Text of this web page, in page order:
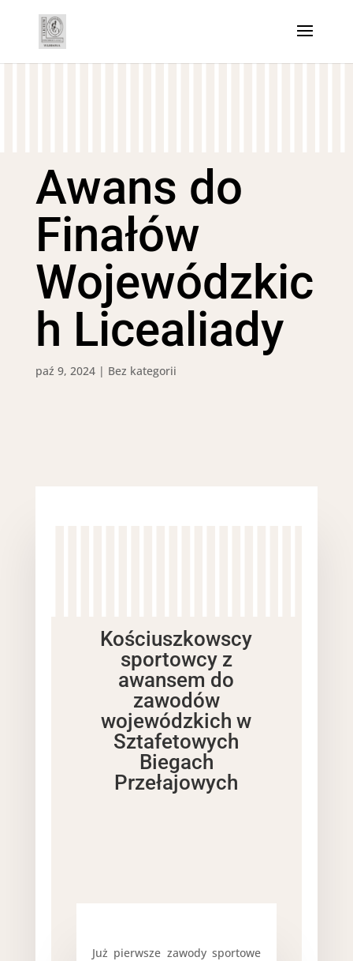
Awans do
Finałów
Wojewódzkic
h Licealiady
paź 9, 2024| Bez kategorii
Kościuszkowscy
sportowcy z
awansem do
zawodów
wojewódzkich w
Sztafetowych
Biegach
Przełajowych
Już pierwsze zawody sportowe